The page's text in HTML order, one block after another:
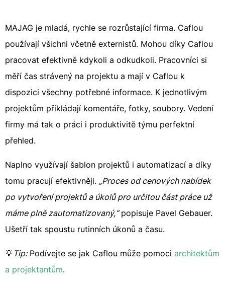
MAJAG je mladá, rychle se rozrůstající firma. Caflou
používají všichni včetně externistů. Mohou díky Caflou
pracovat efektivně kdykoli a odkudkoli. Pracovníci si
měří čas strávený na projektu a mají v Caflou k
dispozici všechny potřebné informace. K jednotlivým
projektům přikládají komentáře, fotky, soubory. Vedení
firmy má tak o práci i produktivitě týmu perfektní
přehled.
Naplno využívají šablon projektů i automatizací a díky
tomu pracují efektivněji. „Proces od cenových nabídek
po vytvoření projektů a úkolů pro určitou část práce už
máme plně zautomatizovaný,“popisuje Pavel Gebauer.
Ušetří tak spoustu rutinních úkonů a času.
💡Tip:Podívejte se jak Caflou může pomoci architektům
a projektantům.